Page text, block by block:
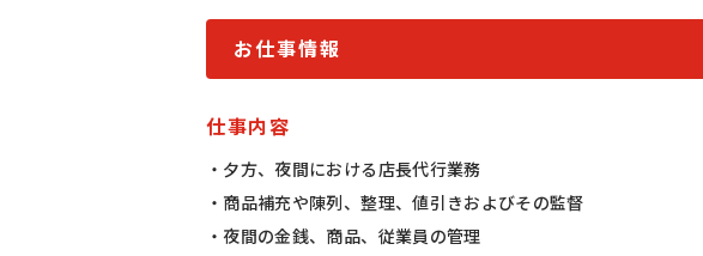
お仕事情報
仕事内容
・夕方、夜間における店長代行業務
・商品補充や陳列、整理、値引きおよびその監督
・夜間の金銭、商品、従業員の管理